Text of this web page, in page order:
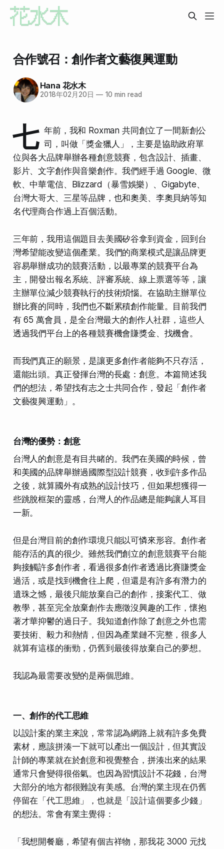
合作號召：創作者文藝復興運動
Hana 花水木
2018年02月20日 —10 min read
七 年前，我和 Roxman 共同創立了一間新創公
司，叫做「獎金獵人」，主要是協助政府單
位與各大品牌舉辦各種創意競賽，包含設計、插畫、
影片、文字創作與音樂創作。我們經手過 Google、微
軟、中華電信、Blizzard（暴雪娛樂）、Gigabyte、
台灣大哥大、三星等品牌，也和奧美、李奧貝納等知
名代理商合作過上百個活動。
三年前，我用這個題目去美國矽谷拿到資金，回到台
灣希望能改變這個產業。我們的商業模式是讓品牌更
容易舉辦成功的競賽活動，以最專業的競賽平台為
主，開發出報名系統、評審系統、線上票選等等，讓
主辦單位減少競賽執行的技術煩惱。在協助主辦單位
辦比賽的同時，我們也不斷累積創作能量。目前我們
有 65 萬會員，是全台灣最大的創作人社群，這些人
透過我們平台上的各種競賽機會賺獎金、找機會。
而我們真正的願景，是讓更多創作者能夠不只存活，
還能出頭。真正發揮台灣的長處：創意。本篇簡述我
們的想法，希望找有志之士共同合作，發起「創作者
文藝復興運動」。
台灣的優勢：創意
台灣人的創意是有目共睹的。我們在美國的時候，曾
和美國的品牌舉辦過國際型設計競賽，收到許多作品
之後，就算國外有成熟的設計技巧，但如果想獲得一
些跳脫框架的靈感，台灣人的作品總是能夠讓人耳目
一新。
但是台灣目前的創作環境只能以可憐來形容。創作者
能存活的真的很少。雖然我們創立的創意競賽平台能
夠接觸許多創作者，看過很多創作者透過比賽賺獎金
過活，或是找到機會往上爬，但還是有許多有潛力的
遺珠之憾，最後只能放棄自己的創作，接案代工、做
教學，甚至完全放棄創作去應徵沒興趣的工作，懷抱
著才華抑鬱的過日子。我知道創作除了創意之外也需
要技術、毅力和熱情，但因為產業鏈不完整，很多人
就算有這樣的衝勁，仍舊到最後得放棄自己的夢想。
我認為最需要改變的是兩個思維。
一、創作的代工思維
以設計案的業主來說，常常認為網路上就有許多免費
素材，應該拼湊一下就可以產出一個設計，但其實設
計師的專業就在於創意和視覺整合，拼湊出來的結果
通常只會變得很俗氣。也因為習慣設計不花錢，台灣
大部分的地方都很難說有美感。台灣的業主現在仍舊
停留在「代工思維」，也就是「設計這個要多少錢」
的想法。常會有業主覺得：
「我想開餐廳，希望有個吉祥物，那我花 3000 元找